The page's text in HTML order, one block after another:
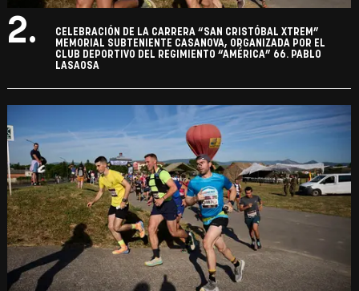
2.
CELEBRACIÓN DE LA CARRERA “SAN CRISTÓBAL XTREM”
MEMORIAL SUBTENIENTE CASANOVA, ORGANIZADA POR EL
CLUB DEPORTIVO DEL REGIMIENTO “AMÉRICA” 66. PABLO
LASAOSA